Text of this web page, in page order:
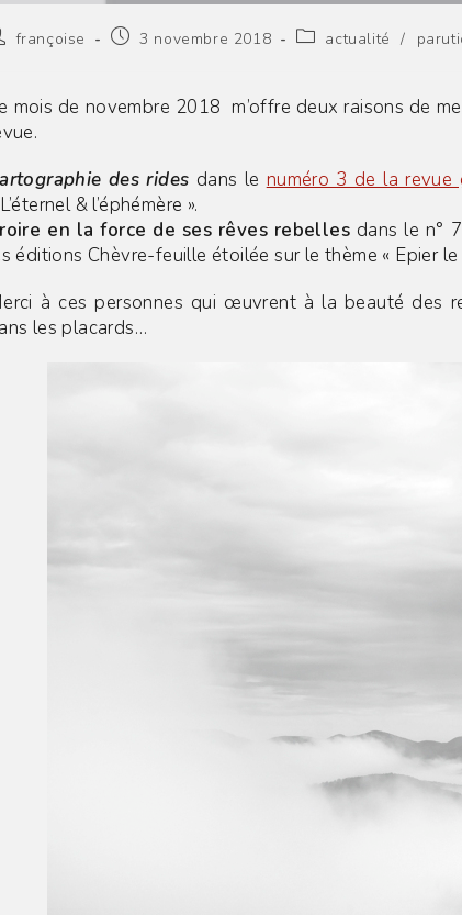
autrice
:
françoise
Publication
3 novembre 2018
Postactualité /
mois de novembre 2018 m’offre deux raisons de
des rides dans le numéro 3 de la
& l’éphémère ».
en la force de ses rêves rebelles dans le n°
éditions Chèvre-feuille étoilée sur le thème « Epier le
à ces personnes qui œuvrent à la beauté des
les placards…